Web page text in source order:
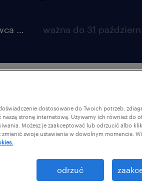
opublikowano 1 czerwca 2026
для Toyota: Висока
будувати майбутнє
dostosowane do Twoich potrzeb,
stronę internetową. Używamy ich również do
Możesz je zaakceptować lub odrzucić albo
zmienić swoje ustawienia w dowolnym momencie.
odrzuć